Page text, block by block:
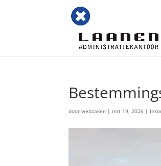
doorwebzaken | mrt 19, 2026 |